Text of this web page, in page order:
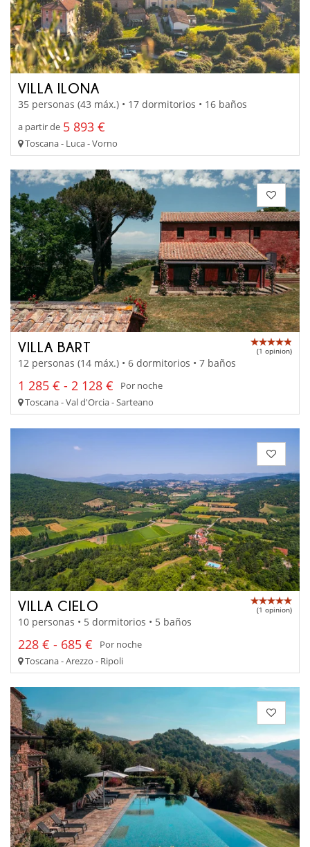
VILLA ILONA
35 personas (43 máx.) • 17 dormitorios • 16 baños
a partir de 5 893 €
Toscana - Luca - Vorno
VILLA BART (1 opinion)
12 personas (14 máx.) • 6 dormitorios • 7 baños
1 285 € - 2 128 €
Por noche
Toscana - Val d'Orcia - Sarteano
VILLA CIELO (1 opinion)
10 personas • 5 dormitorios • 5 baños
228 € - 685 €
Por noche
Toscana - Arezzo - Ripoli